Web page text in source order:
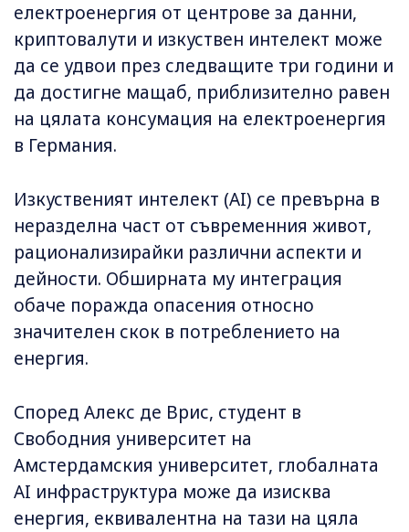
електроенергия от центрове за данни,
криптовалути и изкуствен интелект може
да се удвои през следващите три години и
да достигне мащаб, приблизително равен
на цялата консумация на електроенергия
в Германия.
Изкуственият интелект (AI) се превърна в
неразделна част от съвременния живот,
рационализирайки различни аспекти и
дейности. Обширната му интеграция
обаче поражда опасения относно
значителен скок в потреблението на
енергия.
Според Алекс де Врис, студент в
Свободния университет на
Амстердамския университет, глобалната
AI инфраструктура може да изисква
енергия, еквивалентна на тази на цяла